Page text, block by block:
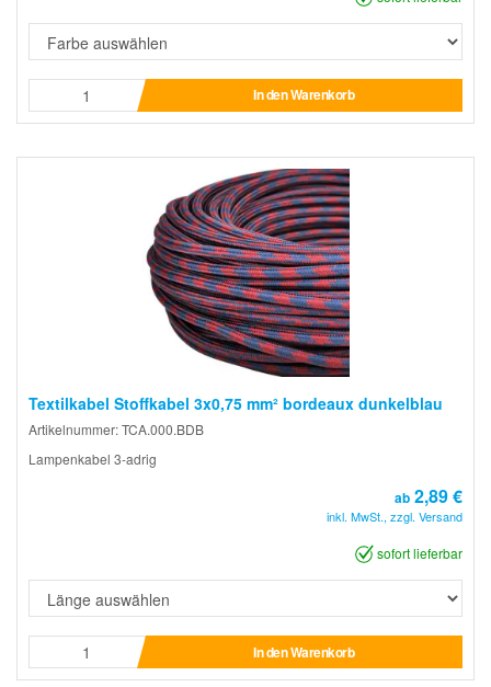
In den Warenkorb
Textilkabel Stoffkabel 3x0,75 mm² bordeaux dunkelblau
Artikelnummer: TCA.000.BDB
Lampenkabel 3-adrig
ab 2,89 €
inkl. MwSt., zzgl. Versand
sofort lieferbar
In den Warenkorb